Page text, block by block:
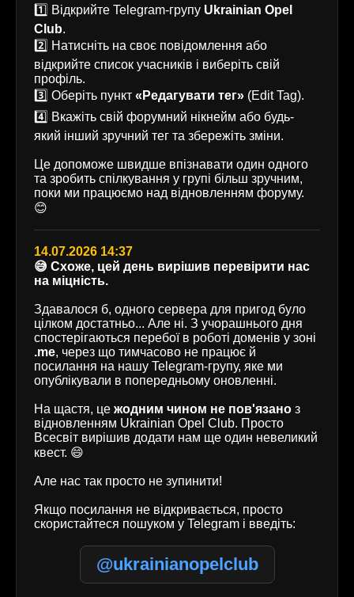
1️⃣ Відкрийте Telegram-групу Ukrainian Opel
Club.
2️⃣ Натисніть на своє повідомлення або
відкрийте список учасників і виберіть свій
профіль.
3️⃣ Оберіть пункт «Редагувати тег» (Edit Tag).
4️⃣ Вкажіть свій форумний нікнейм або будь-
який інший зручний тег та збережіть зміни.
Це допоможе швидше впізнавати один одного
та зробить спілкування у групі більш зручним,
поки ми працюємо над відновленням форуму.
😊
14.07.2026 14:37
😅 Схоже, цей день вирішив перевірити нас
на міцність.
Здавалося б, одного сервера для пригод було
цілком достатньо... Але ні. З учорашнього дня
спостерігаються перебої в роботі доменів у зоні
.me, через що тимчасово не працює й
посилання на нашу Telegram-групу, яке ми
опублікували в попередньому оновленні.
На щастя, це жодним чином не пов'язано з
відновленням Ukrainian Opel Club. Просто
Всесвіт вирішив додати нам ще один невеликий
квест. 😄
Але нас так просто не зупинити!
Якщо посилання не відкривається, просто
скористайтеся пошуком у Telegram і введіть:
@ukrainianopelclub